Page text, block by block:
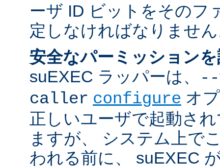
ーザ ID ビットをそのフ
定しなければなりませ
安全なパーミッション
suEXEC ラッパーは、
caller configure オ
正しいユーザで起動さ
ますが、 システム上で
われる前に、 suEXEC